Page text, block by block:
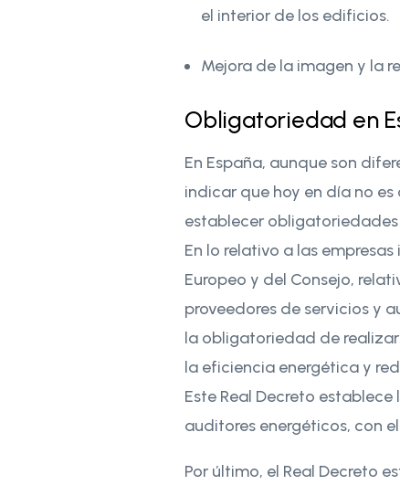
el interior de los edificios.
Mejora de la imagen y la
Obligatoriedad en
En España, aunque son
indicar que hoy en día no
establecer
En lo relativo a las
Europeo y del Consejo,
proveedores de servicios y
la obligatoriedad de
la eficiencia energética y
Este Real Decreto
auditores energéticos, con
Por último, el Real Decreto